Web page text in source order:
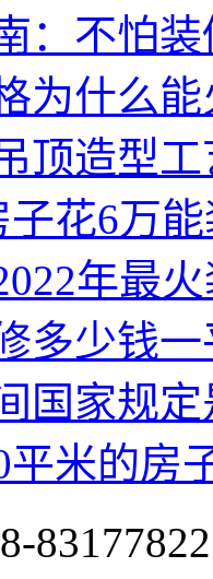
：不怕
为什么
顶造型
子花6万
年最
多少钱
国家规
平米的房
83177822